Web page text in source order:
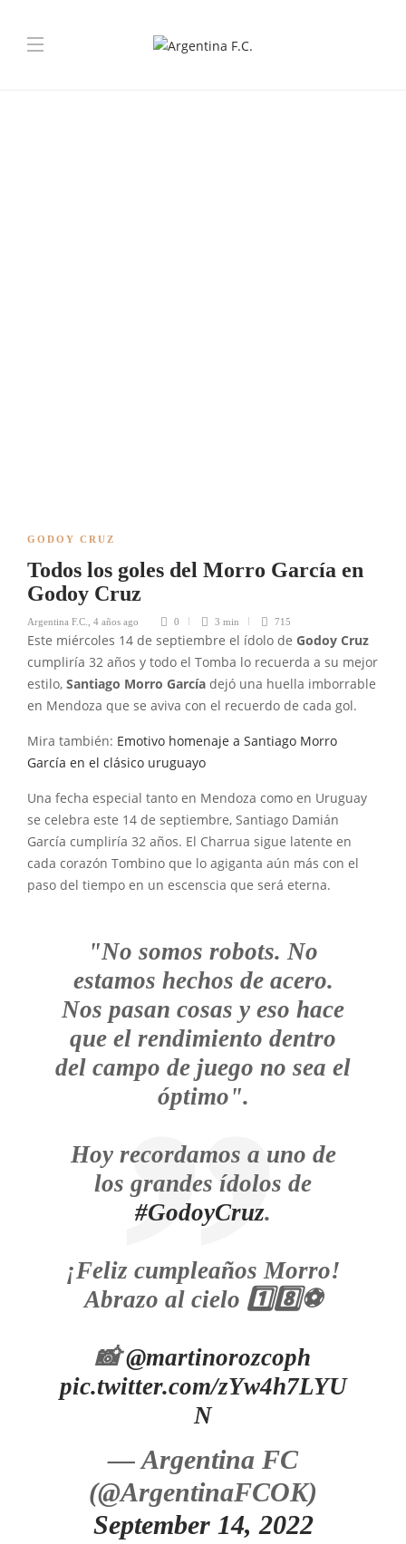
GODOY CRUZ
Todos los goles del Morro García en
Godoy Cruz
Argentina F.C. 4 años ago 0 3 min 715
Este miércoles 14 de septiembre el ídolo de Godoy Cruz
cumpliría 32 años y todo el Tomba lo recuerda a su mejor
estilo, Santiago Morro García dejó una huella imborrable
en Mendoza que se aviva con el recuerdo de cada gol.
Mira también: Emotivo homenaje a Santiago Morro
García en el clásico uruguayo
Una fecha especial tanto en Mendoza como en Uruguay
se celebra este 14 de septiembre, Santiago Damián
García cumpliría 32 años. El Charrua sigue latente en
cada corazón Tombino que lo agiganta aún más con el
paso del tiempo en un escenscia que será eterna.
"No somos robots. No
estamos hechos de acero.
Nos pasan cosas y eso hace
que el rendimiento dentro
del campo de juego no sea el
óptimo".
Hoy recordamos a uno de
los grandes ídolos de
#GodoyCruz.
¡Feliz cumpleaños Morro!
Abrazo al cielo 1️⃣8️⃣⚽️
📸@martinorozcoph
pic.twitter.com/zYw4h7LYU
N
— Argentina FC
(@ArgentinaFCOK)
September 14, 2022